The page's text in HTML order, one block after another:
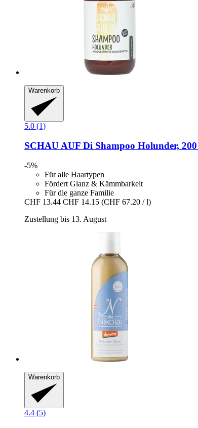
Warenkorb
5.0 (1)
SCHAU AUF Di Shampoo Holunder,
-5%
Für alle Haartypen
Fördert Glanz & Kämmbarkeit
Für die ganze Familie
CHF 13.44 CHF 14.15 (CHF 67.20 / l)
Zustellung bis 13. August
Warenkorb
4.4 (5)